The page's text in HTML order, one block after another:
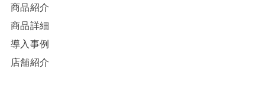
商品紹介
商品詳細
導入事例
店舗紹介